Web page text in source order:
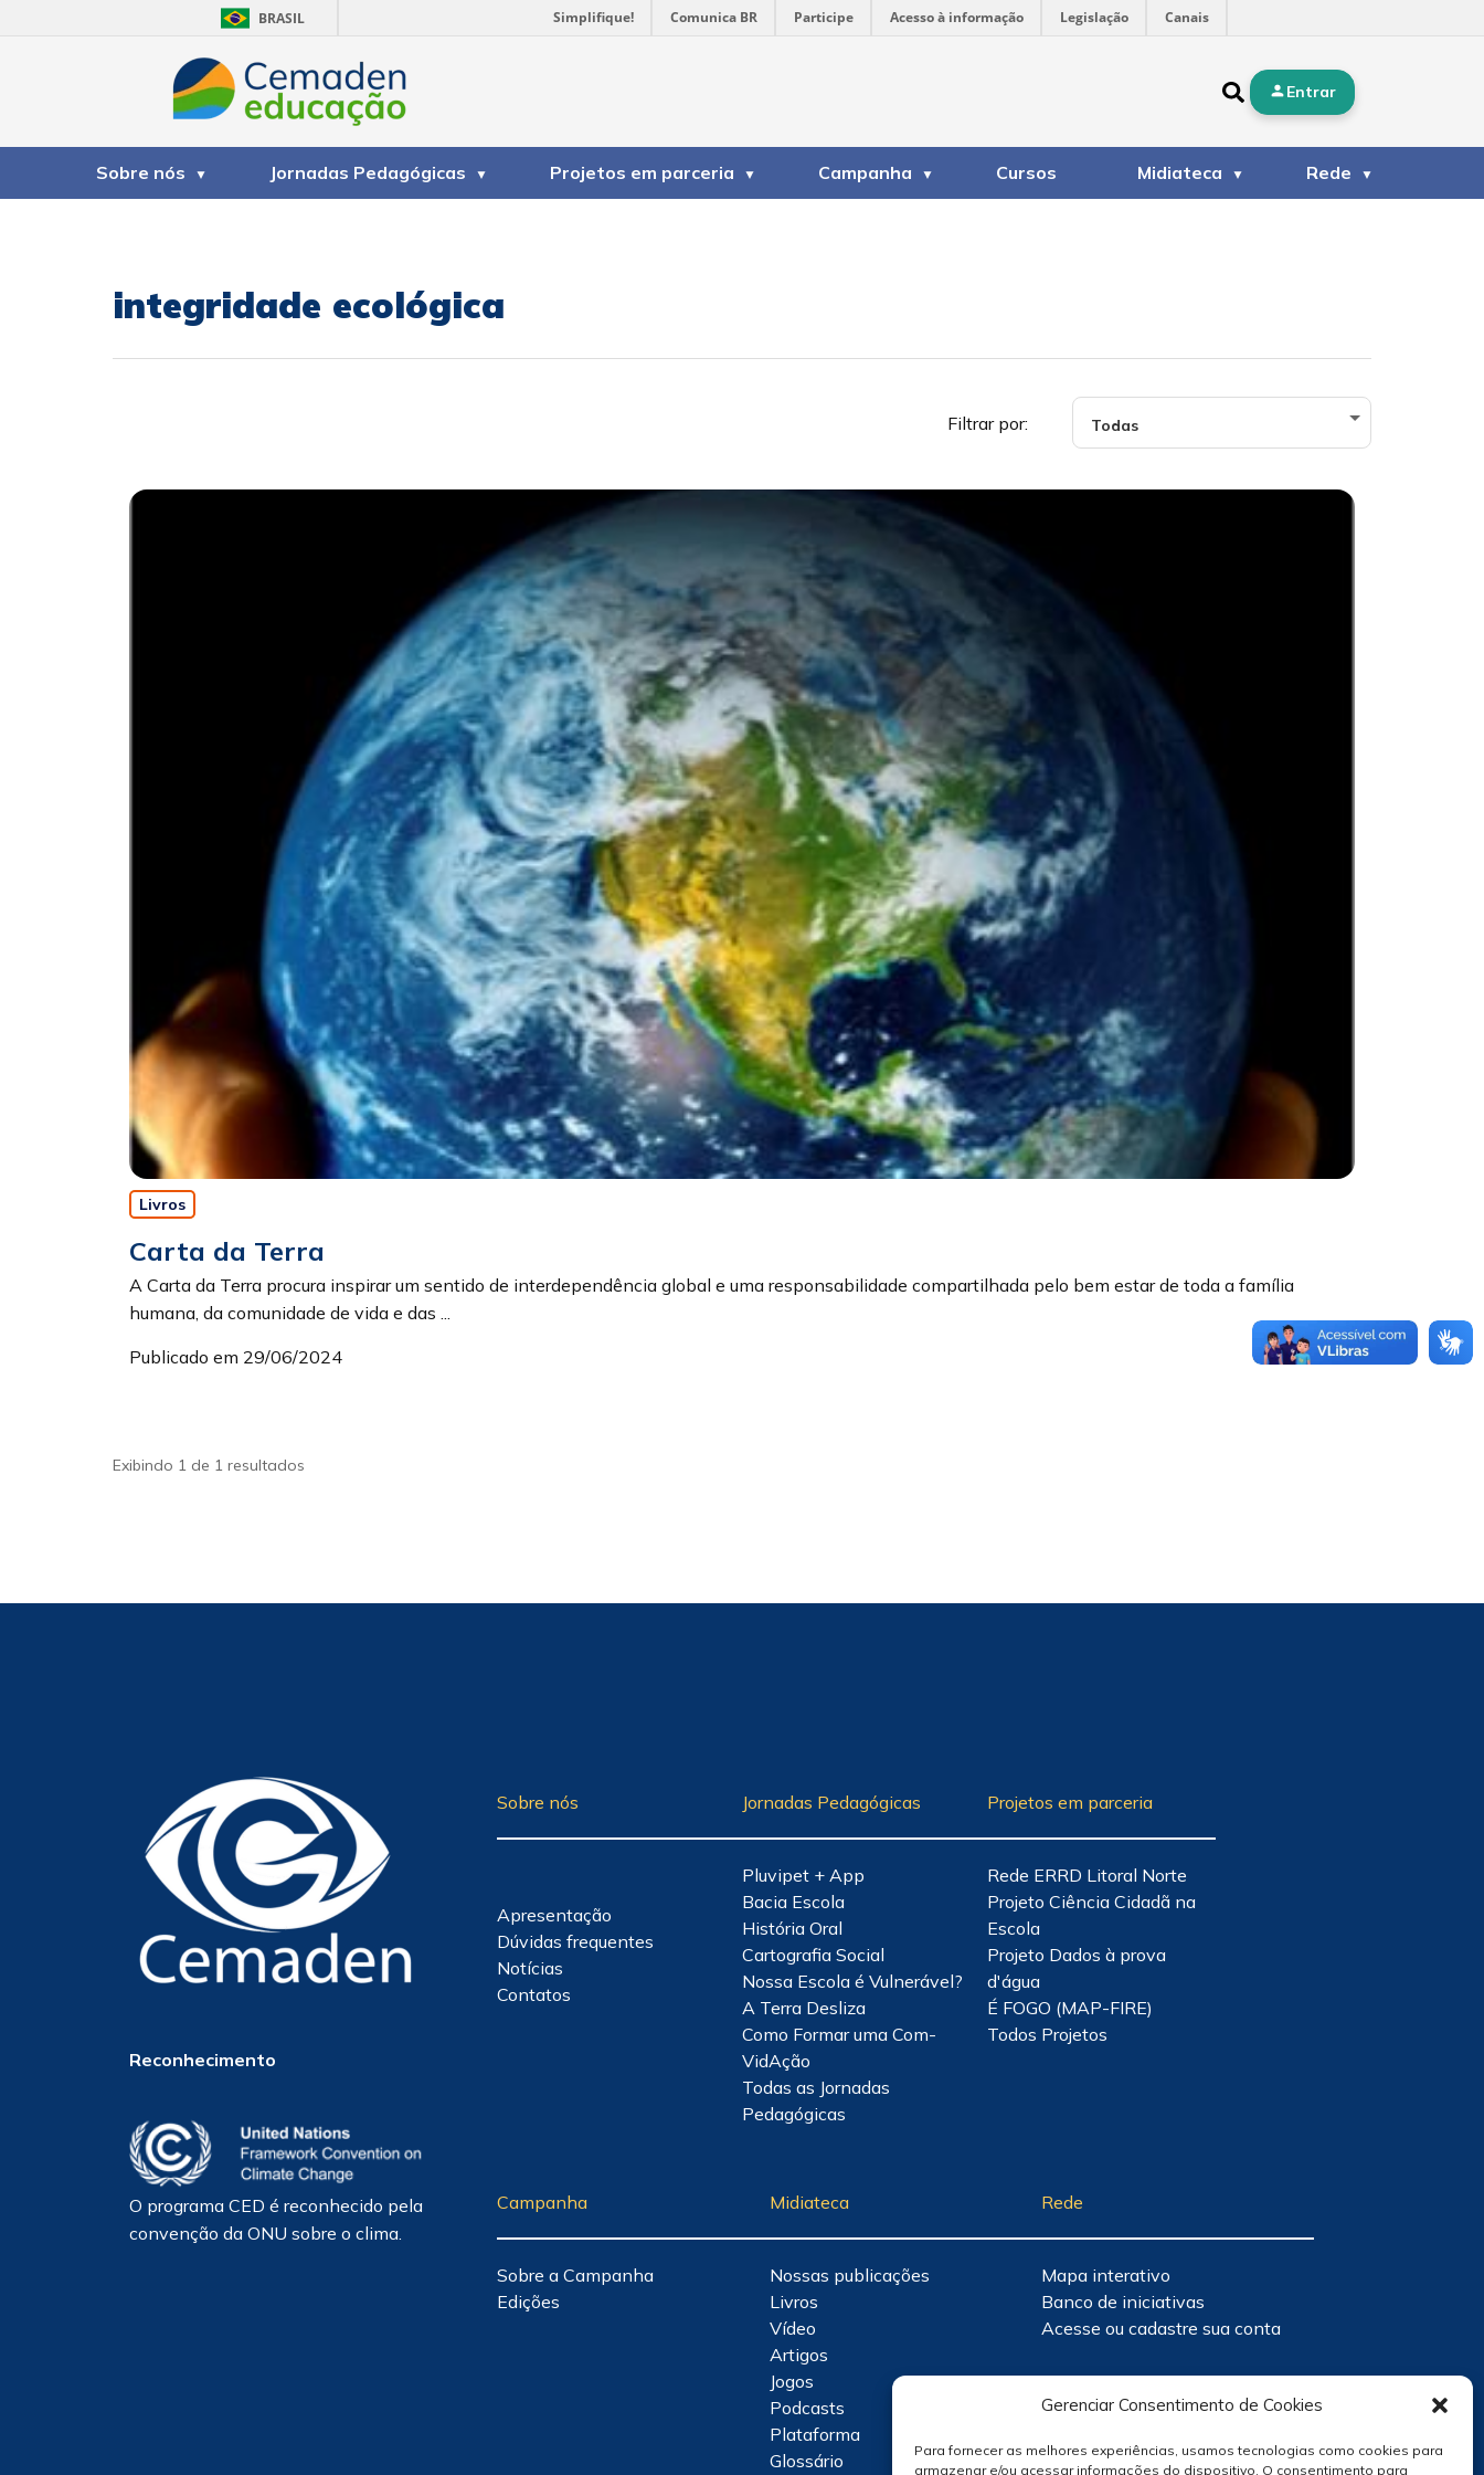
Gerenciar Consentimento de Cookies
Para fornecer as melhores experiências, usamos tecnologias como cookies para
armazenar e/ou acessar informações do dispositivo. O consentimento para
BRASIL Simplifique! Comunica BR Participe Acesso à informação Legislação Canais
Entrar
Sobre nós Jornadas Pedagógicas Projetos em parceria Campanha Cursos Midiateca Rede
integridade ecológica
Filtrar por:
Livros
Carta da Terra
A Carta da Terra procura inspirar um sentido de interdependência global e uma responsabilidade compartilhada pelo bem estar de toda a família
humana, da comunidade de vida e das ...
Publicado em 29/06/2024
Exibindo 1 de 1 resultados
Reconhecimento
O programa CED é reconhecido pela
convenção da ONU sobre o clima.
Sobre nós
Apresentação
Dúvidas frequentes
Notícias
Contatos
Jornadas Pedagógicas
Pluvipet + App
Bacia Escola
História Oral
Cartografia Social
Nossa Escola é Vulnerável?
A Terra Desliza
Como Formar uma Com-
VidAção
Todas as Jornadas
Pedagógicas
Projetos em parceria
Rede ERRD Litoral Norte
Projeto Ciência Cidadã na
Escola
Projeto Dados à prova
d'água
É FOGO (MAP-FIRE)
Todos Projetos
Campanha
Sobre a Campanha
Edições
Midiateca
Nossas publicações
Livros
Vídeo
Artigos
Jogos
Podcasts
Plataforma
Glossário
Rede
Mapa interativo
Banco de iniciativas
Acesse ou cadastre sua conta